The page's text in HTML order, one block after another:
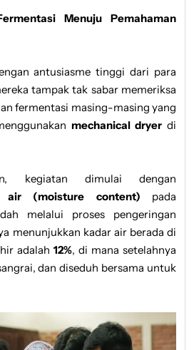
Menuju Pemahaman
antusiasme tinggi dari para
tampak tak sabar memeriksa
fermentasi masing-masing yang
mechanical dryer di
kegiatan dimulai dengan
air (moisture content) pada
melalui proses pengeringan
menunjukkan kadar air berada di
adalah 12%, di mana setelahnya
dan diseduh bersama untuk